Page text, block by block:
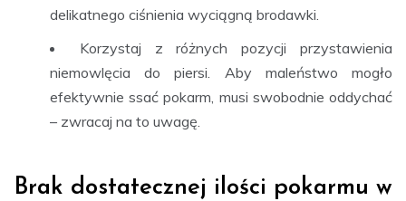
delikatnego ciśnienia wyciągną brodawki.
Korzystaj z różnych pozycji przystawienia
niemowlęcia do piersi. Aby maleństwo mogło
efektywnie ssać pokarm, musi swobodnie oddychać
– zwracaj na to uwagę.
Brak dostatecznej ilości pokarmu w